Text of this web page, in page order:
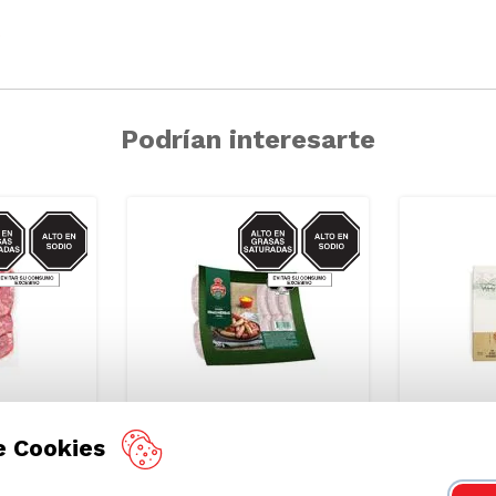
Podrían interesarte
GRASAS-
SAT
SODIO/GRASAS-
SAT
Chorizo Coctel Finas
Hierbas Braedt Paquete
Oregon
Cookies